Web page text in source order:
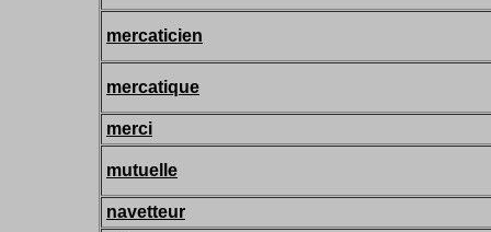
mercaticien
mercatique
merci
mutuelle
navetteur